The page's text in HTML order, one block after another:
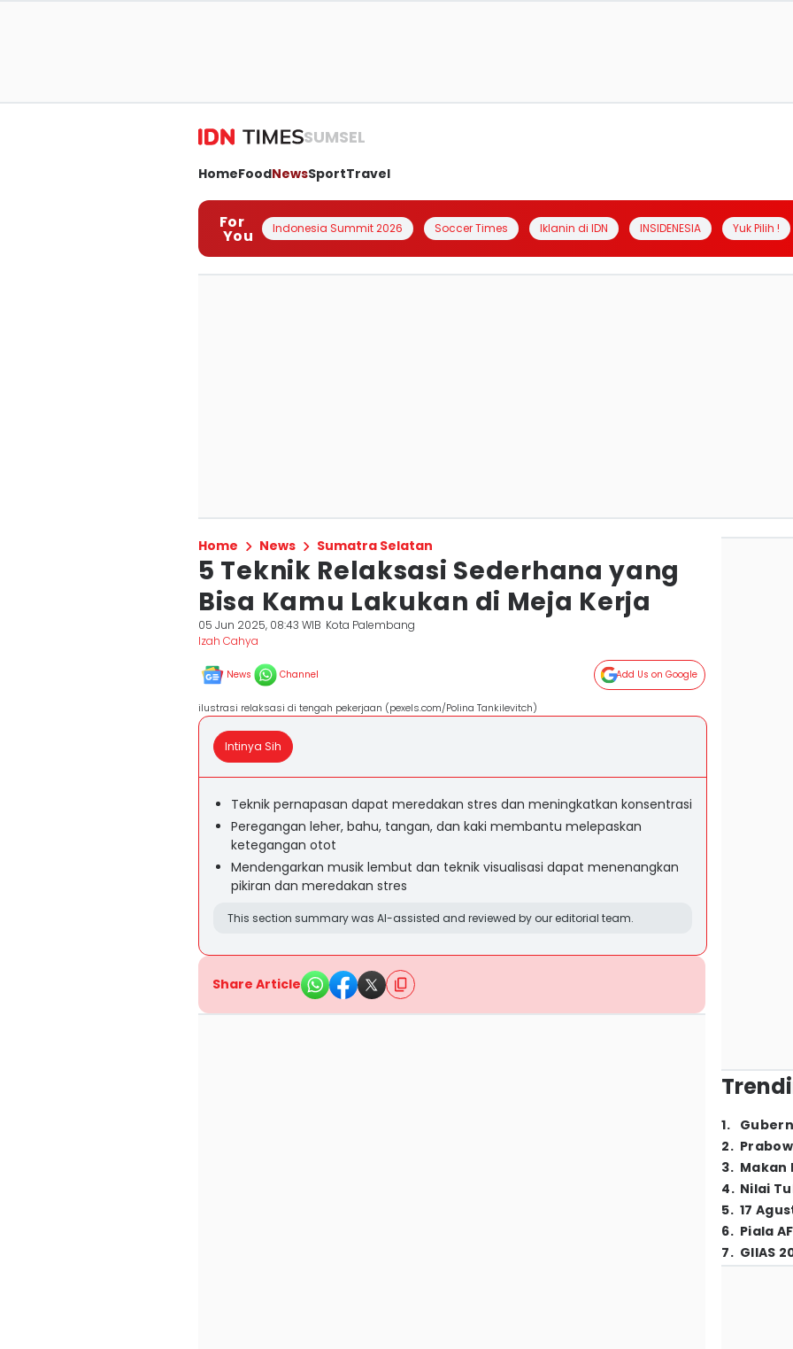
SUMSEL
HomeFoodNewsSportTravel
For
You Indonesia Summit 2026 Soccer Times Iklanin di IDN INSIDENESIA Yuk Pilih !
Home News Sumatra Selatan
5 Teknik Relaksasi Sederhana yang
Bisa Kamu Lakukan di Meja Kerja
05 Jun 2025, 08:43 WIB Kota Palembang
Izah Cahya
News Channel Add Us on Google
ilustrasi relaksasi di tengah pekerjaan (pexels.com/Polina Tankilevitch)
Intinya Sih
Teknik pernapasan dapat meredakan stres dan meningkatkan konsentrasi
Peregangan leher, bahu, tangan, dan kaki membantu melepaskan
ketegangan otot
Mendengarkan musik lembut dan teknik visualisasi dapat menenangkan
pikiran dan meredakan stres
This section summary was AI-assisted and reviewed by our editorial team.
Share Article
1.
2.
3. Makan
4. Nilai
5. 17
6. Piala
7. GIIAS